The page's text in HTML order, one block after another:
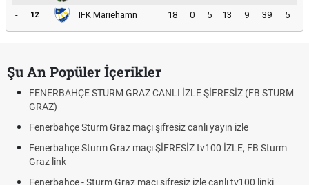
-
12 IFK Mariehamn 18 0 5 13 9 39 5
Şu An Popüler İçerikler
FENERBAHÇE STURM GRAZ CANLI İZLE ŞİFRESİZ (FB STURM
GRAZ)
Fenerbahçe Sturm Graz maçı şifresiz canlı yayın izle
Fenerbahçe Sturm Graz maçı ŞİFRESİZ tv100 İZLE, FB Sturm
Graz link
Fenerbahçe - Sturm Graz maçı şifresiz izle canlı tv100 linki